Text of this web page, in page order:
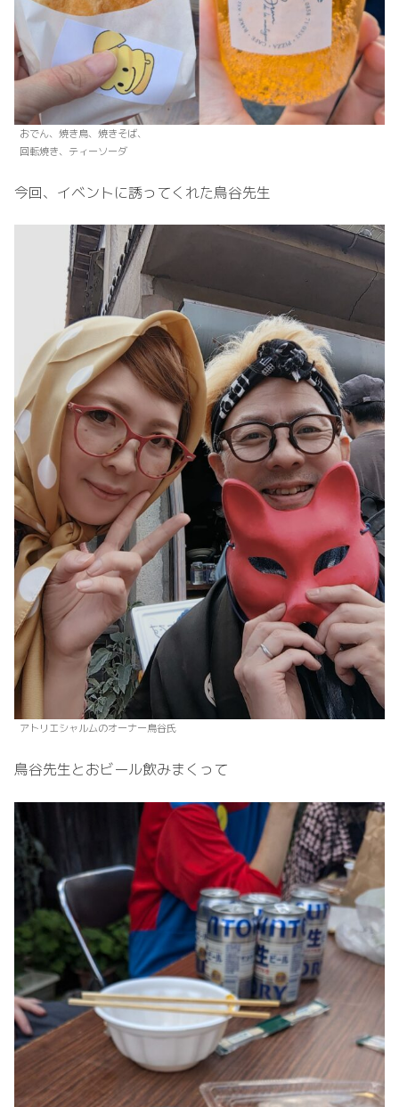
おでん、焼き鳥、焼きそば、
回転焼き、ティーソーダ
今回、イベントに誘ってくれた鳥谷先生
アトリエシャルムのオーナー鳥谷氏
鳥谷先生とおビール飲みまくって